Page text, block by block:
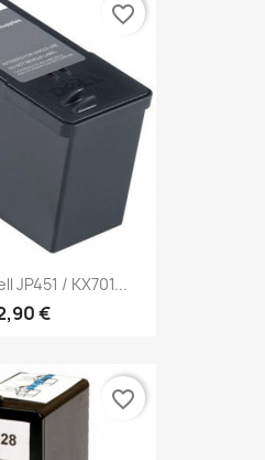
JP451 / KX701...
€
favorite_border
favorite_border